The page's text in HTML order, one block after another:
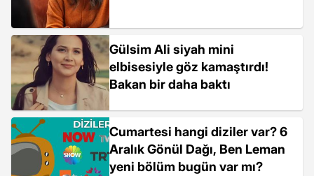
Gülsim Ali siyah mini
elbisesiyle göz kamaştırdı!
Bakan bir daha baktı
Cumartesi hangi diziler var? 6
Aralık Gönül Dağı, Ben Leman
yeni bölüm bugün var mı?